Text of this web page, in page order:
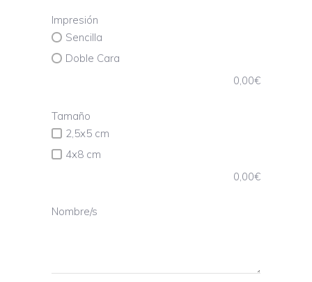
Impresión
Sencilla
Doble Cara
0,00€
Tamaño
2,5x5 cm
4x8 cm
0,00€
Nombre/s